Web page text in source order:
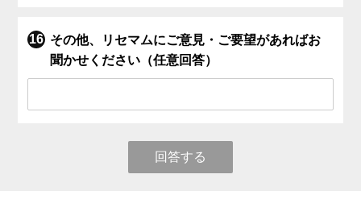
その他、リセマムにご意見・ご要望があればお
聞かせください（任意回答）
回答する